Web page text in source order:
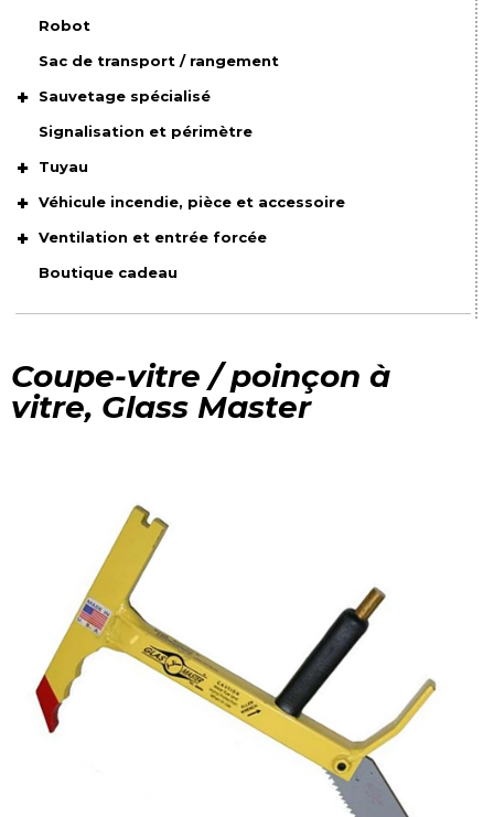
Robot
Sac de transport / rangement
Sauvetage spécialisé
Signalisation et périmètre
Tuyau
Véhicule incendie, pièce et accessoire
Ventilation et entrée forcée
Boutique cadeau
Coupe-vitre / poinçon à
vitre, Glass Master